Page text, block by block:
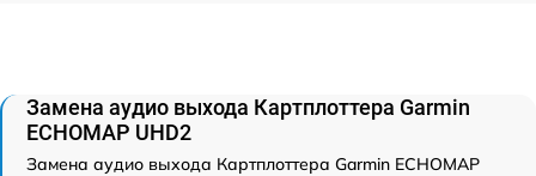
Замена аудио выхода Картплоттера Garmin
ECHOMAP UHD2
Замена аудио выхода Картплоттера Garmin ECHOMAP